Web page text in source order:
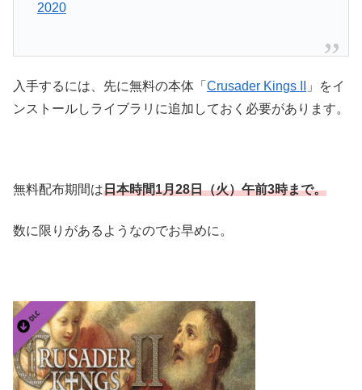
2020
入手するには、先に無料の本体「 Crusader Kings II
」をイ
ンストールしライブラリに追加しておく必要があります。
無料配布期間は日本時間1月28日（火）午前3時まで。
数に限りがあるようなのでお早めに。